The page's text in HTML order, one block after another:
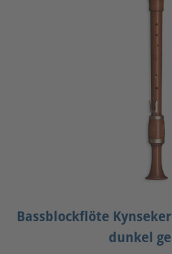
Bassblockflöte
dunkel